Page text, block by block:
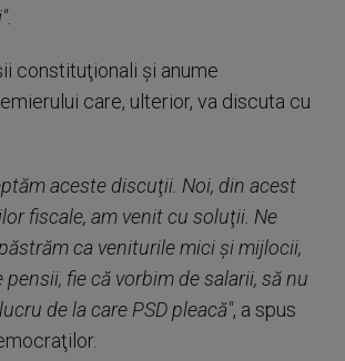
constituţionali şi anume
care, ulterior, va discuta cu
aceste discuţii. Noi, din acest
fiscale, am venit cu soluţii. Ne
ca veniturile mici şi mijlocii,
pensii, fie că vorbim de salarii, să nu
de la care PSD pleacă", a spus